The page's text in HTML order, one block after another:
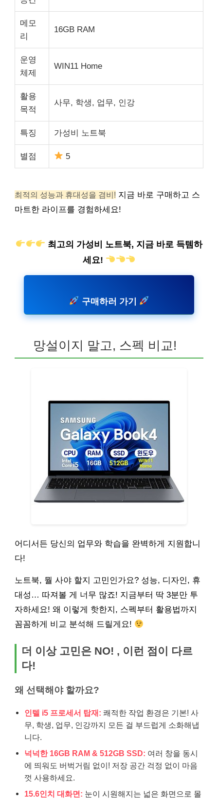
메모
리
16GB RAM
운영
체제
WIN11 Home
활용
목적
사무, 학생, 업무, 인강
특징 가성비 노트북
별점 5
최적의 성능과 휴대성을 겸비! 지금 바로 구매하고 스
마트한 라이프를 경험하세요!
최고의 가성비 노트북, 지금 바로 득템하
세요!
구매하러 가기
망설이지 말고, 스펙 비교!
어디서든 당신의 업무와 학습을 완벽하게 지원합니
다!
노트북, 뭘 사야 할지 고민인가요? 성능, 디자인, 휴
대성… 따져볼 게 너무 많죠! 지금부터 딱 3분만 투
자하세요! 왜 이렇게 핫한지, 스펙부터 활용법까지
꼼꼼하게 비교 분석해 드릴게요!
더 이상 고민은 NO! , 이런 점이 다르
다!
왜 선택해야 할까요?
인텔 i5 프로세서 탑재: 쾌적한 작업 환경은 기본! 사
무, 학생, 업무, 인강까지 모든 걸 부드럽게 소화해냅
니다.
넉넉한 16GB RAM & 512GB SSD: 여러 창을 동시
에 띄워도 버벅거림 없이! 저장 공간 걱정 없이 마음
껏 사용하세요.
15.6인치 대화면: 눈이 시원해지는 넓은 화면으로 몰